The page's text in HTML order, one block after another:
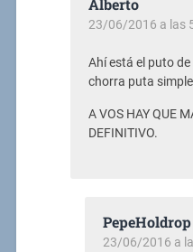
Alberto
23/06/2016 a las
Ahí está el puto
chorra puta
A VOS HAY QUE
DEFINITIVO.
PepeHoldrop
23/06/2016 a